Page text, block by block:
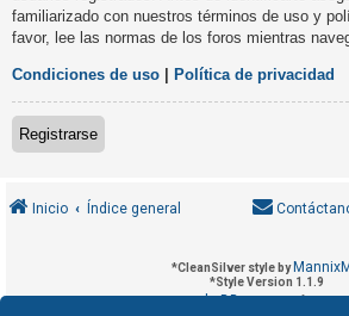
e
i
s
t
a
familiarizado con nuestros términos de uso y
favor, lee las normas de los foros mientras
Condiciones de uso Política de privacidad
Registrarse
Inicio Índice general
*CleanSilver style by
*Style Version 1.1.9
phpBB